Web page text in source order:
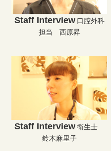
Staff Interview 口腔外科
担当 西原昇
Staff Interview 衛生士
鈴木麻里子